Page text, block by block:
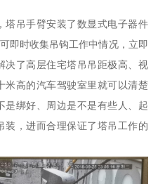
塔吊手臂安装了数显式电子器件
即时收集吊钩工作中情况，立即
决了高层住宅塔吊吊距极高、视
米高的汽车驾驶室里就可以清楚
是绑好、周边是不是有些人、起
装，进而合理保证了塔吊工作的